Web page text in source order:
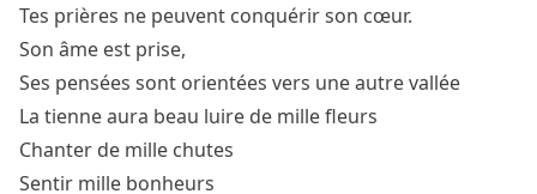
Tes prières ne peuvent conquérir son cœur.
Son âme est prise,
Ses pensées sont orientées vers une autre vallée
La tienne aura beau luire de mille fleurs
Chanter de mille chutes
Sentir mille bonheurs